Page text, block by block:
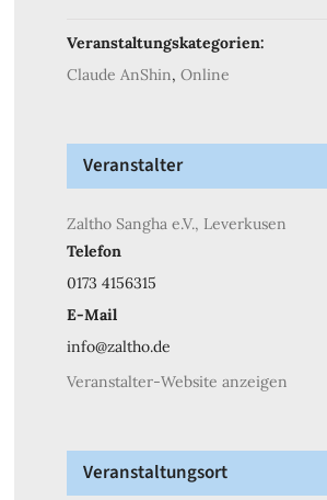
Veranstaltungskategorien:
Claude AnShin,Online
Veranstalter
Zaltho Sangha e.V., Leverkusen
Telefon
0173 4156315
E-Mail
info@zaltho.de
Veranstalter-Website anzeigen
Veranstaltungsort